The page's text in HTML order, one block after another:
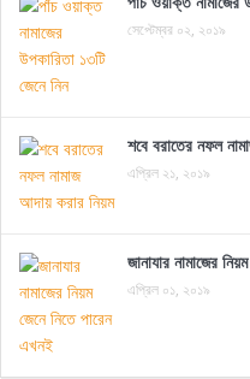
সেপ্টেম্বর ০২, ২০১৯
শবে বরাতের নফল
এপ্রিল ২১, ২০১৯
জানাযার নামাজের
এপ্রিল ০১, ২০১৯